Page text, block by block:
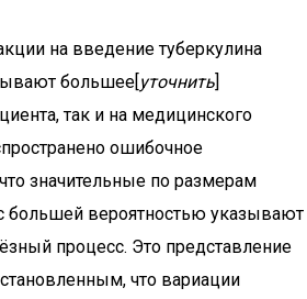
на введение туберкулина
большее[уточнить]
так и на медицинского
ошибочное
значительные по размерам
вероятностью указывают
процесс. Это представление
что вариации